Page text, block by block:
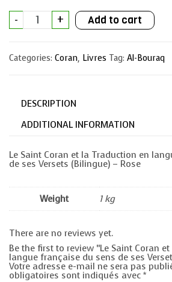
- Le
Saint
Coran
Traduction
sens
ses
Versets
-
Rose
quantity
+ Add to cart
Categories: Coran, Livres Tag: Al-Bouraq
DESCRIPTION
ADDITIONAL INFORMATION
Le Saint Coran et la Traduction en
de ses Versets (Bilingue) – Rose
Weight 1 kg
There are no reviews yet.
Be the first to review “Le Saint Coran
langue française du sens de ses
Votre adresse e-mail ne sera pas
obligatoires sont indiqués avec *